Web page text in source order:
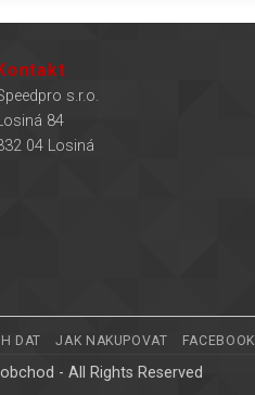
s.r.o.
84
04 Losiná
DAT JAK NAKUPOVAT FACEBOOK
- All Rights Reserved